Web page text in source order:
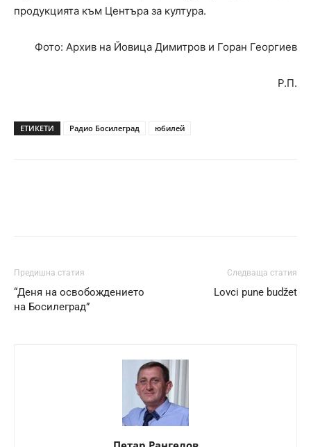
продукцията към Центъра за култура.
Фото: Архив на Йовица Димитров и Горан Георгиев
Р.П.
ЕТИКЕТИ Радио Босилеград юбилей
Предишна статия
“Деня на освобождението
на Босилеград”
Следваща статия
Lovci pune budžet